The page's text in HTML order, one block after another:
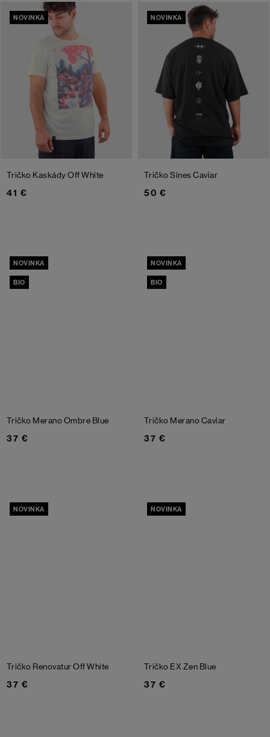
NOVINKA
Tričko KaskádyOff White
41 €
NOVINKA
Tričko SinesCaviar
50 €
NOVINKA
BIO
Tričko MeranoOmbre Blue
37 €
NOVINKA
BIO
Tričko MeranoCaviar
37 €
NOVINKA
Tričko RenovaturOff White
37 €
NOVINKA
Tričko EX Zen Blue
37 €